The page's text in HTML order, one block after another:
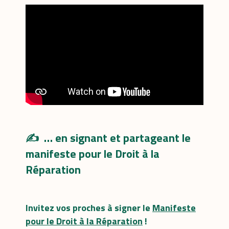
✍️ … en signant et partageant le
manifeste pour le Droit à la
Réparation
Invitez vos proches à signer le Manifeste
pour le Droit à la Réparation !